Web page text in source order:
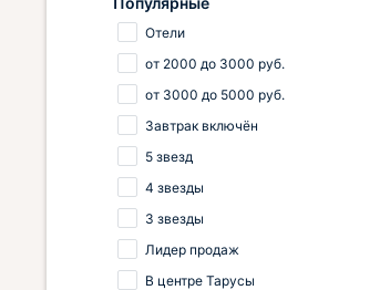
Отели
от 2000 до 3000 руб.
от 3000 до 5000 руб.
Завтрак включён
5 звезд
4 звезды
3 звезды
Лидер продаж
В центре Тарусы